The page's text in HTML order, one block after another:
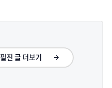
필진 글 더보기